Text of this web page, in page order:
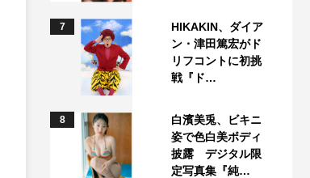
7
HIKAKIN、ダイア
ン・津田篤宏がド
リフコントに初挑
戦『ド…
8
白濱美兎、ビキニ
姿で色白美ボディ
披露 デジタル限
定写真集『純…